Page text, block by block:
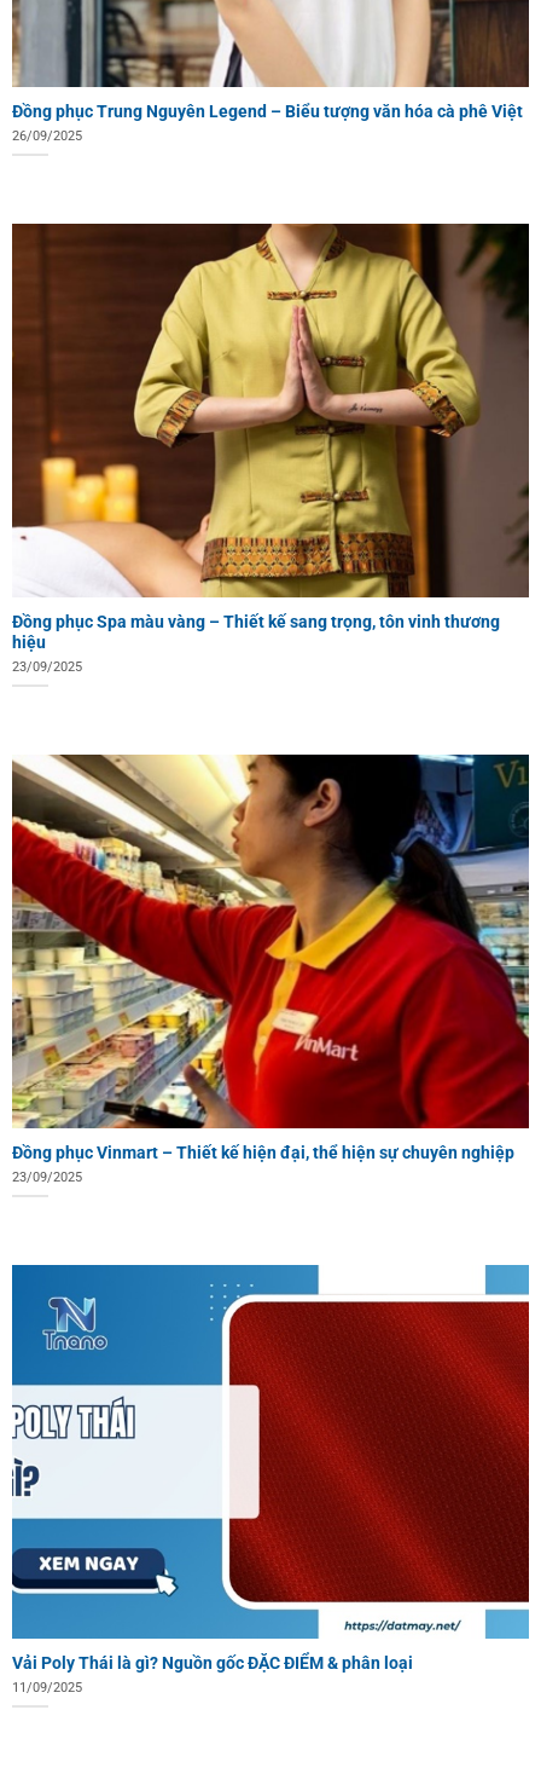
Đồng phục Trung Nguyên Legend – Biểu tượng văn hóa cà phê Việt
26/09/2025
Đồng phục Spa màu vàng – Thiết kế sang trọng, tôn vinh thương
hiệu
23/09/2025
Đồng phục Vinmart – Thiết kế hiện đại, thể hiện sự chuyên nghiệp
23/09/2025
Vải Poly Thái là gì? Nguồn gốc ĐẶC ĐIỂM & phân loại
11/09/2025